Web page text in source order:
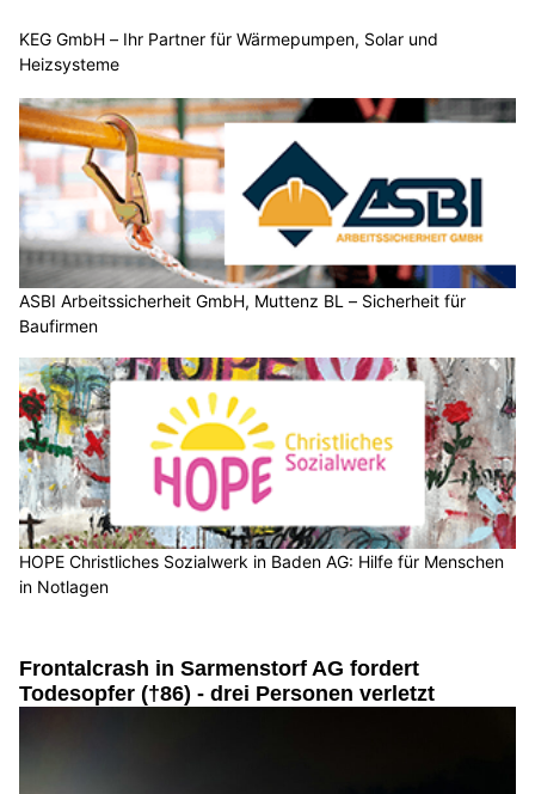
KEG GmbH – Ihr Partner für Wärmepumpen, Solar und
Heizsysteme
ASBI Arbeitssicherheit GmbH, Muttenz BL – Sicherheit für
Baufirmen
HOPE Christliches Sozialwerk in Baden AG: Hilfe für Menschen
in Notlagen
Frontalcrash in Sarmenstorf AG fordert
Todesopfer (†86) - drei Personen verletzt